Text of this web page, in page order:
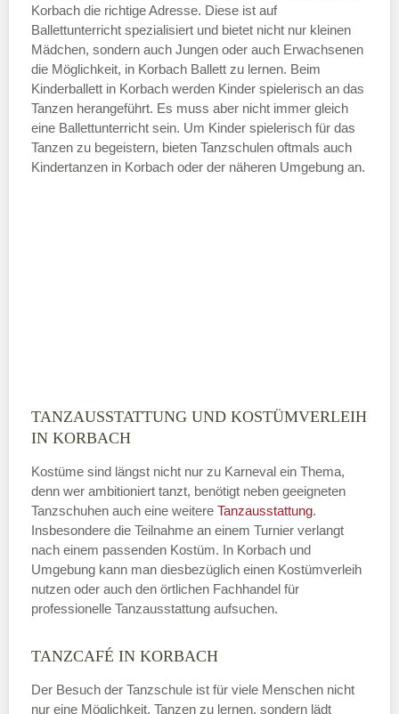
—
ÖFFNUNGSZEITEN HINZUFÜGEN
Samstag
ABSENDEN
Korbach die richtige Adresse. Diese ist auf
Ballettunterricht spezialisiert und bietet nicht nur kleinen
Mädchen, sondern auch Jungen oder auch Erwachsenen
die Möglichkeit, in Korbach Ballett zu lernen. Beim
Kinderballett in Korbach werden Kinder spielerisch an das
Tanzen herangeführt. Es muss aber nicht immer gleich
eine Ballettunterricht sein. Um Kinder spielerisch für das
Tanzen zu begeistern, bieten Tanzschulen oftmals auch
Kindertanzen in Korbach oder der näheren Umgebung an.
TANZAUSSTATTUNG UND KOSTÜMVERLEIH
IN KORBACH
Kostüme sind längst nicht nur zu Karneval ein Thema,
denn wer ambitioniert tanzt, benötigt neben geeigneten
Tanzschuhen auch eine weitere Tanzausstattung.
Insbesondere die Teilnahme an einem Turnier verlangt
nach einem passenden Kostüm. In Korbach und
Umgebung kann man diesbezüglich einen Kostümverleih
nutzen oder auch den örtlichen Fachhandel für
professionelle Tanzausstattung aufsuchen.
TANZCAFÉ IN KORBACH
Der Besuch der Tanzschule ist für viele Menschen nicht
nur eine Möglichkeit, Tanzen zu lernen, sondern lädt